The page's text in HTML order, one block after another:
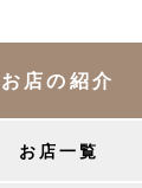
お店の紹介
お店一覧